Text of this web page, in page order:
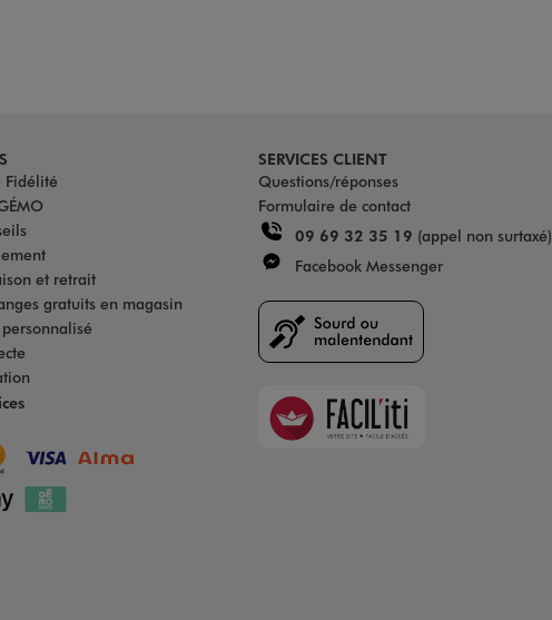
Fidélité
et retrait
gratuits en magasin
SERVICES CLIENT
Questions/réponses
Formulaire de contact
09 69 32 35 19 (appel non surtaxé)
Facebook Messenger
Faciliti